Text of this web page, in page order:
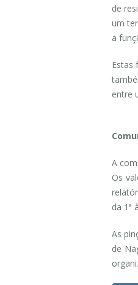
de
um
a
Estas
entre
A
Os
da 1ª
As
de